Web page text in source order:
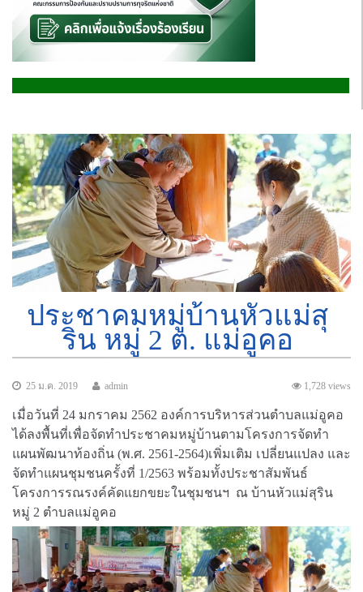
ประชาคมหมู่บ้านหัวแม่สุ
ริน หมู่ 2 ต. แม่อูคอ
25 ม.ค. 2019 1,728 views
admin
เมื่อวันที่ 24 มกราคม 2562 องค์การบริหารส่วนตำบลแม่อูคอ
ได้ลงพื้นที่เพื่อจัดทำประชาคมหมู่บ้านตามโครงการจัดทำ
แผนพัฒนาท้องถิ่น (พ.ศ. 2561-2564)เพิ่มเติม เปลี่ยนแปลง และ
จัดทำแผนชุมชนครั้งที่ 1/2563 พร้อมทั้งประชาสัมพันธ์
โครงการรณรงค์คัดแยกขยะในชุมชนฯ ณ บ้านหัวแม่สุริน
หมู่ 2 ตำบลแม่อูคอ